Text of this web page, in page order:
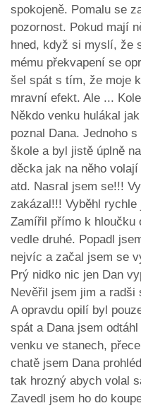
spokojeně. Pomalu se
pozornost. Pokud mají
hned, když si myslí, že
mému překvapení se
šel spát s tím, že moje
mravní efekt. Ale ...
Někdo venku hulákal
poznal Dana. Jednoho
škole a byl jistě úplně
děcka jak na něho
atd. Nasral jsem se!!!
zakázal!!! Vyběhl
Zamířil přímo k hloučku
vedle druhé. Popadl
nejvíc a začal jsem se
Prý nidko nic jen Dan
Nevěřil jsem jim a radši
A opravdu opilí byl
spát a Dana jsem
venku ve stanech,
chatě jsem Dana
tak hrozný abych volal
Zavedl jsem ho do